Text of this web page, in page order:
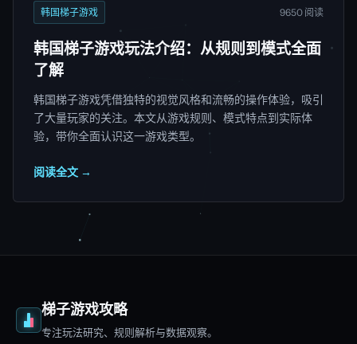
韩国梯子游戏 9650 阅读
韩国梯子游戏玩法介绍：从规则到模式全面
了解
韩国梯子游戏凭借独特的视觉风格和流畅的操作体验，吸引
了大量玩家的关注。本文从游戏规则、模式特点到实际体
验，带你全面认识这一游戏类型。
阅读全文 →
梯子游戏攻略
专注玩法研究、规则解析与数据观察。